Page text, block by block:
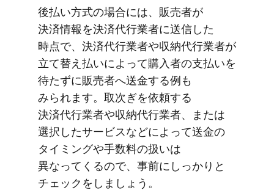
後払い方式の​場合には、​販売者が​
決済情報を​決済代行業者に​送信した​
時点で、​決済代行業者や​収納代行業者が​
立て​替え払いに​よって​購入者の​支払いを​
待たずに​販売者へ​送金する​例も​
みられます。​取次ぎを​依頼する​
決済代行業者や​収納代行業者、​または​
選択した​サービスなどに​よって​送金の​
タイミングや​手数料の​扱いは​
異なってくるので、​事前に​しっかりと​
チェックを​しましょう。